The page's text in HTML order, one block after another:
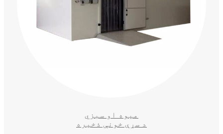
میوه او سبزي
د سړې خونې ذخیره